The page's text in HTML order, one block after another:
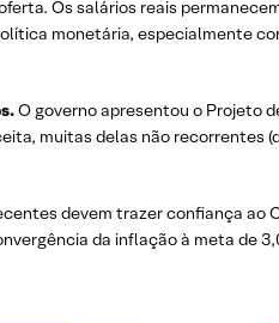
Os salários reais
monetária, especialmente
O governo apresentou o Projeto
muitas delas não recorrentes
devem trazer confiança ao
da inflação à meta de